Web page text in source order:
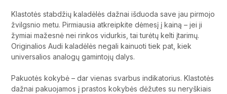
Klastotės stabdžių kaladėlės dažnai išduoda save jau pirmojo
žvilgsnio metu. Pirmiausia atkreipkite dėmesį į kainą – jei ji
žymiai mažesnė nei rinkos vidurkis, tai turėtų kelti įtarimų.
Originalios Audi kaladėlės negali kainuoti tiek pat, kiek
universalios analogų gamintojų dalys.
Pakuotės kokybė – dar vienas svarbus indikatorius. Klastotės
dažnai pakuojamos į prastos kokybės dėžutes su neryškiais